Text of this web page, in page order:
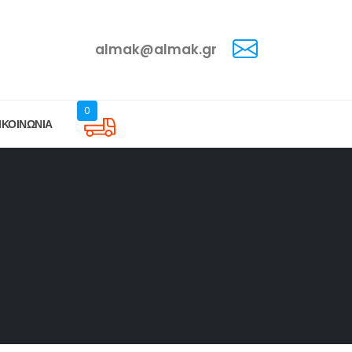
almak@almak.gr
0